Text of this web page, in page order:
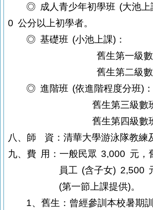
◎ 成人青少年初學班 (大池上
0 公分以上初學者。
◎ 基礎班 (小池上課) ：
舊生第一級數
舊生第二級數
◎ 進階班 (依進階程度分班) ：
舊生第三級數
舊生第四級數
八、師
資：清華大學游泳隊教練
九、費 用：一般民眾 3,000 元，
員工 (含子女) 2,500
(第一節上課提供)。
1、舊生：曾經參訓本校暑期